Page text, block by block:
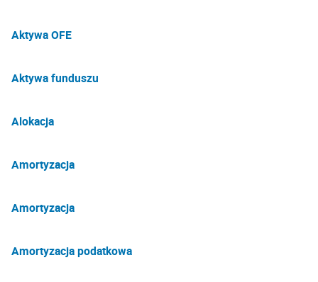
Aktywa OFE
Aktywa funduszu
Alokacja
Amortyzacja
Amortyzacja
Amortyzacja podatkowa